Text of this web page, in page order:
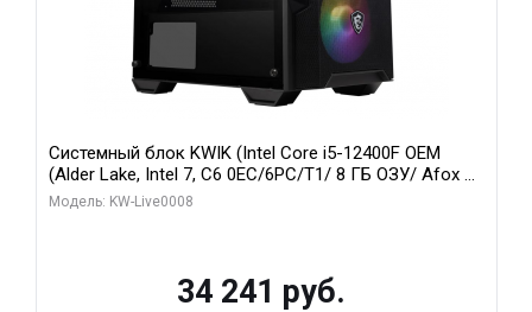
Системный блок KWIK (Intel Core i5-12400F OEM
(Alder Lake, Intel 7, C6 0EC/6PC/T1/ 8 ГБ ОЗУ/ Afox R5
220 1GB DDR3 64bit VGA DVI HDMI 1FAN LP RTL / 128
Модель: KW-Live0008
34 241 руб.